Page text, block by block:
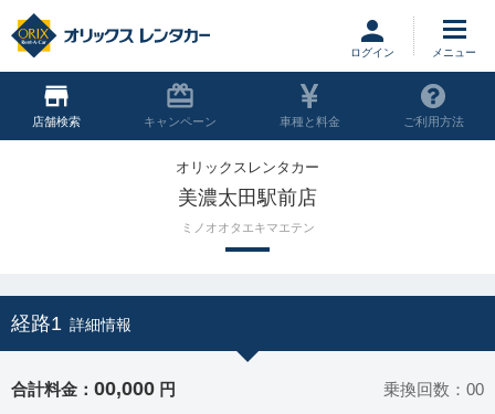
ログイン
店舗 キャンペーン 車種と料金 ご利用方法
オリックスレンタカー
美濃太田駅前店
ミノオオタエキマエテン
経路1 詳細情報
合計料金： 00,000 円 乗換回数：00